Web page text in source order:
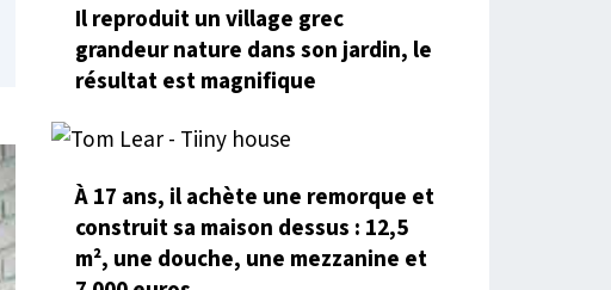
Il reproduit un village grec
grandeur nature dans son jardin, le
résultat est magnifique
À 17 ans, il achète une remorque et
construit sa maison dessus : 12,5
m², une douche, une mezzanine et